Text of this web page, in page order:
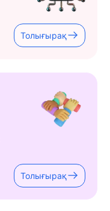
Толығырақ
Толығырақ